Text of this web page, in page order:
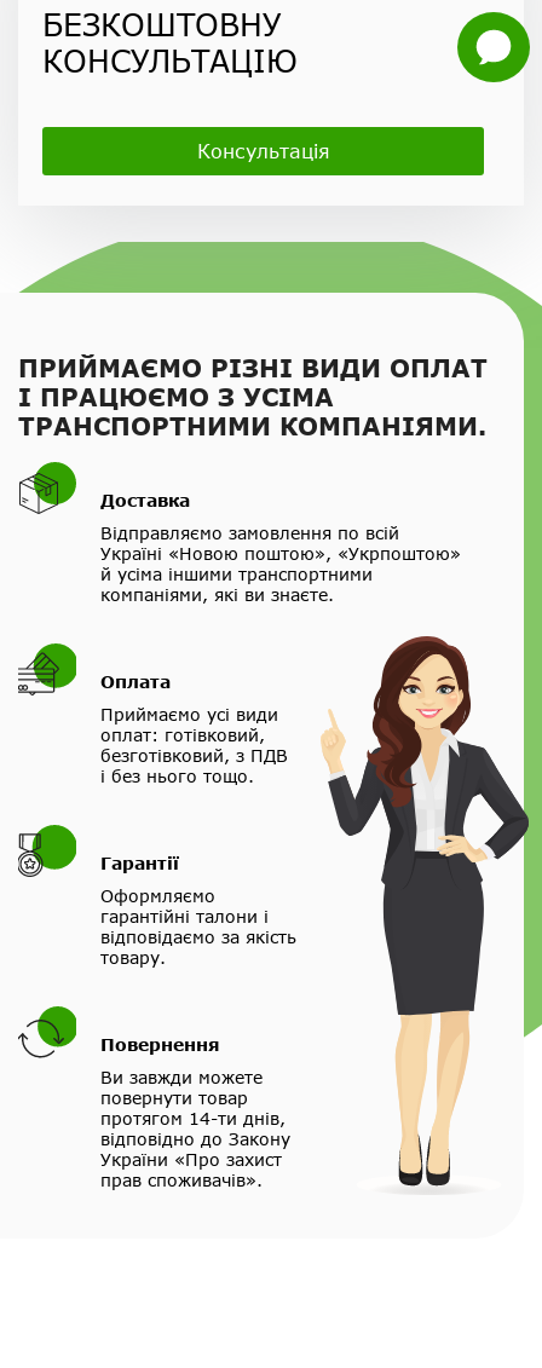
Задати
питання
БЕЗКОШТОВНУ
КОНСУЛЬТАЦІЮ
Консультація
ПРИЙМАЄМО РІЗНІ ВИДИ ОПЛАТ
І ПРАЦЮЄМО З УСІМА
ТРАНСПОРТНИМИ КОМПАНІЯМИ.
Доставка
Відправляємо замовлення по всій
Україні «Новою поштою», «Укрпоштою»
й усіма іншими транспортними
компаніями, які ви знаєте.
Оплата
Приймаємо усі види
оплат: готівковий,
безготівковий, з ПДВ
і без нього тощо.
Гарантії
Оформляємо
гарантійні талони і
відповідаємо за якість
товару.
Повернення
Ви завжди можете
повернути товар
протягом 14-ти днів,
відповідно до Закону
України «Про захист
прав споживачів».